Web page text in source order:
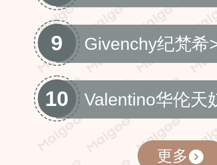
9 Givenchy纪梵希
10 Valentino华伦天
更多